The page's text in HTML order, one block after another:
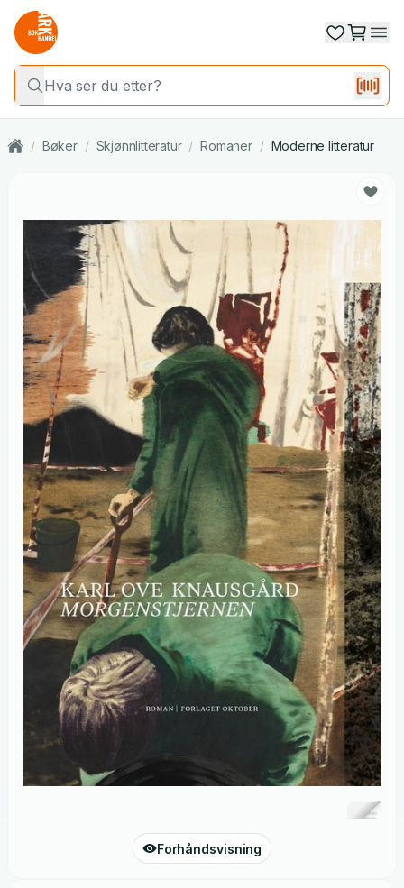
/ Bøker / Skjønnlitteratur / Romaner / Moderne litteratur
Forhåndsvisning